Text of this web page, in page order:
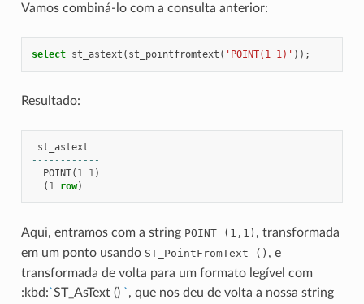
Vamos combiná-lo com a consulta anterior:
select st_astext ( st_pointfromtext ( 'POINT(1 1)' ));
Resultado:
st_astext
------------
POINT( 1 1)
( 1 row)
Aqui, entramos com a string POINT (1,1) , transformada
em um ponto usando ST_PointFromText () , e
transformada de volta para um formato legível com
:kbd:`ST_AsText () `, que nos deu de volta a nossa string